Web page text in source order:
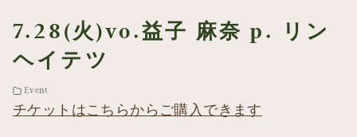
7.28(火)vo.益子 麻奈 p. リン
ヘイテツ
Event
チケットはこちらからご購入できます